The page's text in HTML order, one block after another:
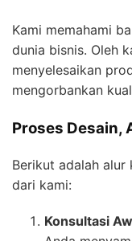
Kami memahami
dunia bisnis. Oleh
menyelesaikan
mengorbankan
Proses Desain,
Berikut adalah
dari kami:
Konsultasi